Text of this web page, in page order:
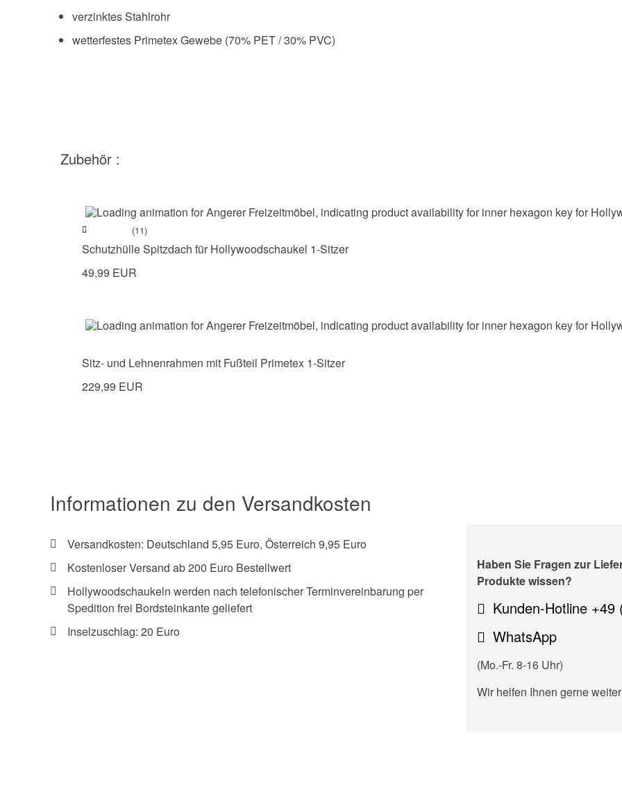
verzinktes Stahlrohr
wetterfestes Primetex Gewebe (70% PET / 30% PVC)
Zubehör :
(11)
Schutzhülle Spitzdach für Hollywoodschaukel 1-Sitzer
49,99 EUR
Sitz- und Lehnenrahmen mit Fußteil Primetex 1-Sitzer
229,99 EUR
Informationen zu den Versandkosten
Versandkosten: Deutschland 5,95 Euro, Österreich 9,95 Euro
Kostenloser Versand ab 200 Euro Bestellwert
Hollywoodschaukeln werden nach telefonischer Terminvereinbarung per
Spedition frei Bordsteinkante geliefert
Inselzuschlag: 20 Euro
Haben Sie Fragen zur
Produkte wissen?
Kunden-Hotline +49
WhatsApp
(Mo.-Fr. 8-16 Uhr)
Wir helfen Ihnen gerne